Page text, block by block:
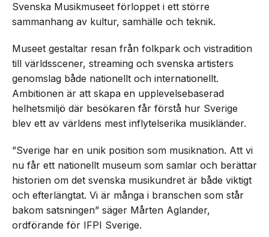
Svenska Musikmuseet förloppet i ett större
sammanhang av kultur, samhälle och teknik.
Museet gestaltar resan från folkpark och vistradition
till världsscener, streaming och svenska artisters
genomslag både nationellt och internationellt.
Ambitionen är att skapa en upplevelsebaserad
helhetsmiljö där besökaren får förstå hur Sverige
blev ett av världens mest inflytelserika musikländer.
”Sverige har en unik position som musiknation. Att vi
nu får ett nationellt museum som samlar och berättar
historien om det svenska musikundret är både viktigt
och efterlängtat. Vi är många i branschen som står
bakom satsningen” säger Mårten Aglander,
ordförande för IFPI Sverige.